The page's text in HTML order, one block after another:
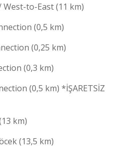
West-to-East (11 km)
(0,5 km)
(0,25 km)
(0,3 km)
(0,5 km) *İŞARETSİZ
km)
(13,5 km)